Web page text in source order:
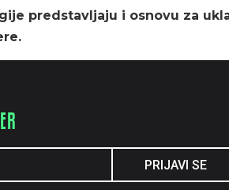
predstavljaju i osnovu za
PRIJAVI SE